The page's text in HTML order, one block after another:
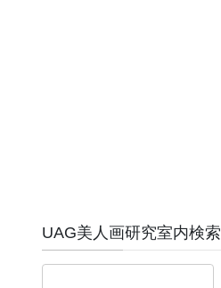
UAG美人画研究室内検索